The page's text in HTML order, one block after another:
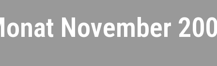
November